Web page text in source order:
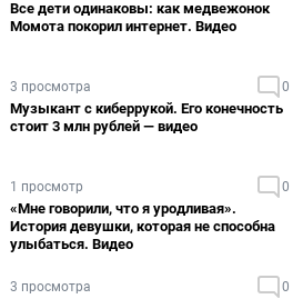
Все дети одинаковы: как медвежонок
Момота покорил интернет. Видео
3 просмотра 0
Музыкант с киберрукой. Его конечность
стоит 3 млн рублей — видео
1 просмотр 0
«Мне говорили, что я уродливая».
История девушки, которая не способна
улыбаться. Видео
3 просмотра 0